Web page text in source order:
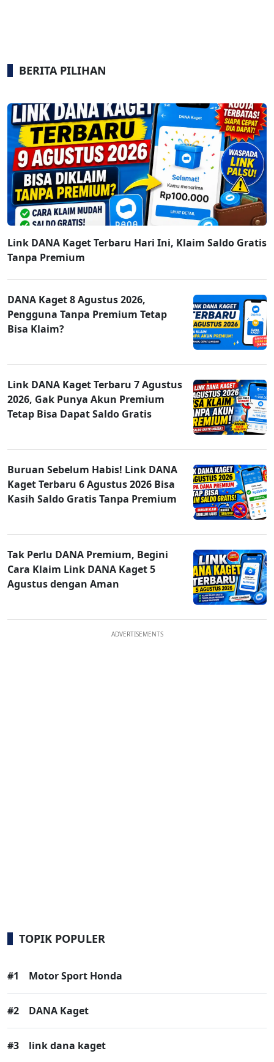
BERITA PILIHAN
Link DANA Kaget Terbaru Hari Ini, Klaim Saldo Gratis
Tanpa Premium
DANA Kaget 8 Agustus 2026,
Pengguna Tanpa Premium Tetap
Bisa Klaim?
Link DANA Kaget Terbaru 7 Agustus
2026, Gak Punya Akun Premium
Tetap Bisa Dapat Saldo Gratis
Buruan Sebelum Habis! Link DANA
Kaget Terbaru 6 Agustus 2026 Bisa
Kasih Saldo Gratis Tanpa Premium
Tak Perlu DANA Premium, Begini
Cara Klaim Link DANA Kaget 5
Agustus dengan Aman
ADVERTISEMENTS
TOPIK POPULER
#1 Motor Sport Honda
#2 DANA Kaget
#3 link dana kaget